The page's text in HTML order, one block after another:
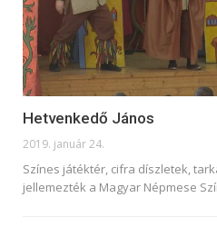
Hetvenkedő János
2019. január 24.
Színes játéktér, cifra díszletek,
jellemezték a Magyar Népmese